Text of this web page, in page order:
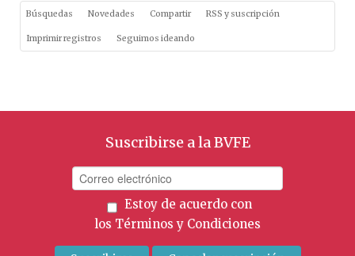
Búsquedas Novedades Compartir RSS y suscripción
Imprimir registros Seguimos ideando
Suscribirse a la BVFE
Estoy de acuerdo con
los Términos y Condiciones